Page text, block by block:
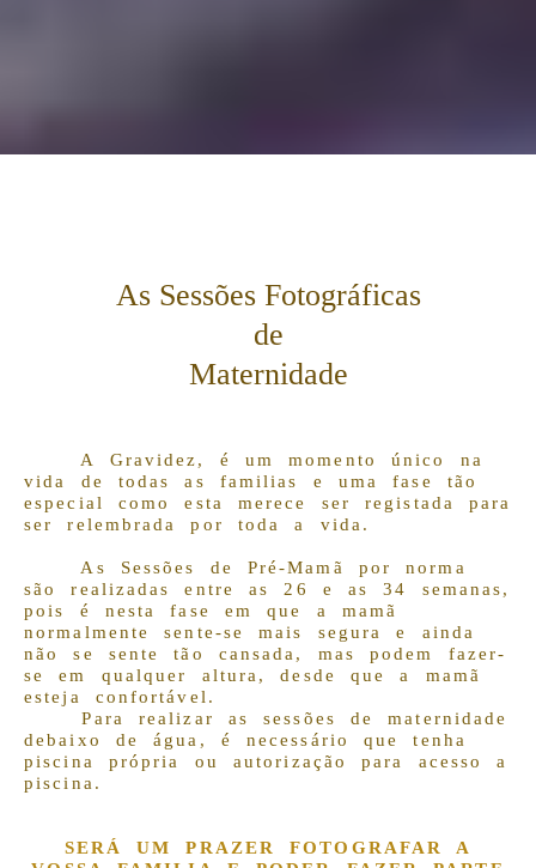
As Sessões Fotográficas
de
Maternidade
A Gravidez, é um momento único na
vida de todas as familias e uma fase tão
especial como esta merece ser registada para
ser relembrada por toda a vida.
As Sessões de Pré-Mamã por norma
são realizadas entre as 26 e as 34 semanas,
pois é nesta fase em que a mamã
normalmente sente-se mais segura e ainda
não se sente tão cansada, mas podem fazer-
se em qualquer altura, desde que a mamã
esteja confortável.
Para realizar as sessões de maternidade
debaixo de água, é necessário que tenha
piscina própria ou autorização para acesso a
piscina.
SERÁ UM PRAZER FOTOGRAFAR A